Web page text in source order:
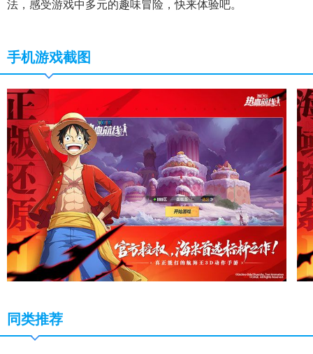
法，感受游戏中多元的趣味冒险，快来体验吧。
手机游戏截图
同类推荐